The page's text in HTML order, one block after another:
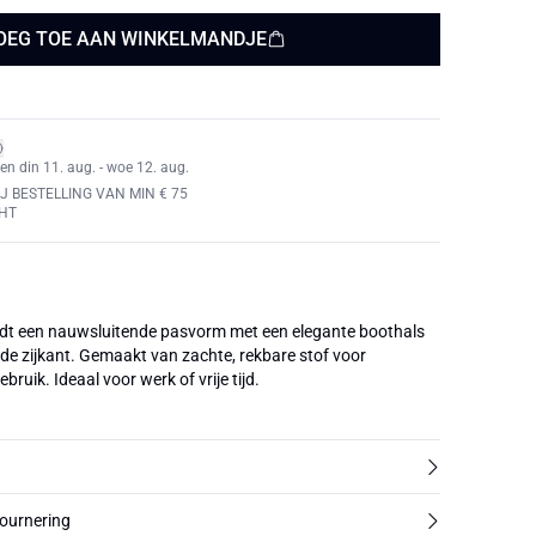
TOE AAN WINKELMANDJE
din 11. aug. - woe 12. aug.
BESTELLING VAN MIN € 75
een nauwsluitende pasvorm met een elegante boothals
zijkant. Gemaakt van zachte, rekbare stof voor
Ideaal voor werk of vrije tijd.